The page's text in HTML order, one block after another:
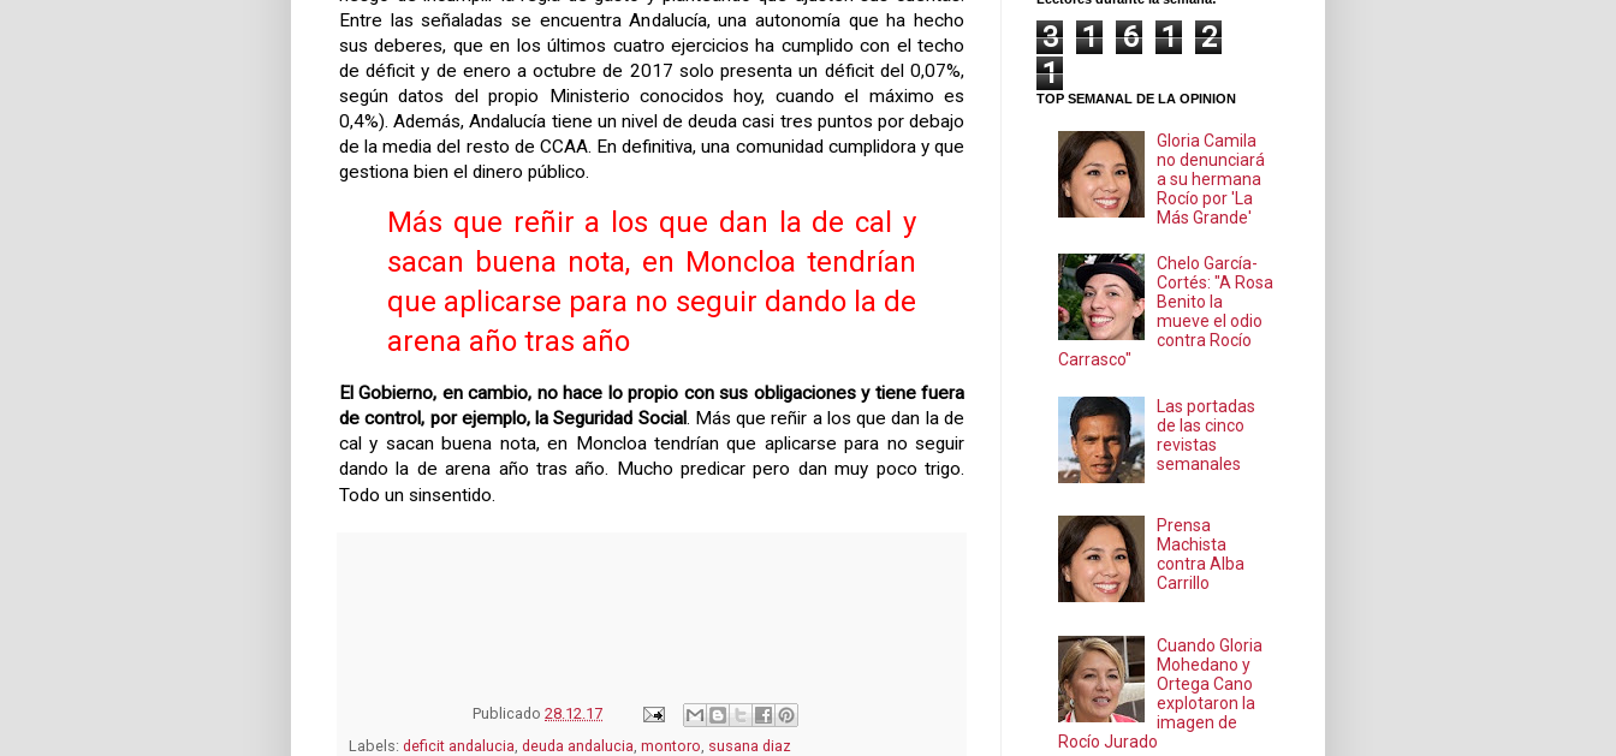
Entre las señaladas se encuentra Andalucía, una autonomía que ha hecho
sus deberes, que en los últimos cuatro ejercicios ha cumplido con el techo
de déficit y de enero a octubre de 2017 solo presenta un déficit del 0,07%,
según datos del propio Ministerio conocidos hoy, cuando el máximo es
0,4%). Además, Andalucía tiene un nivel de deuda casi tres puntos por debajo
de la media del resto de CCAA. En definitiva, una comunidad cumplidora y que
gestiona bien el dinero público.
Más que reñir a los que dan la de cal y
sacan buena nota, en Moncloa tendrían
que aplicarse para no seguir dando la de
arena año tras año
El Gobierno, en cambio, no hace lo propio con sus obligaciones y tiene fuera
de control, por ejemplo, la Seguridad Social. Más que reñir a los que dan la de
cal y sacan buena nota, en Moncloa tendrían que aplicarse para no seguir
dando la de arena año tras año. Mucho predicar pero dan muy poco trigo.
Todo un sinsentido.
Publicado 28.12.17
Labels: deficit andalucia deuda andalucia montoro susana diaz
3 1 6 1
2
1
TOP SEMANAL DE LA OPINION
Gloria Camila
no denunciará
a su hermana
Rocío por 'La
Más Grande'
Chelo García-
Cortés: "A Rosa
Benito la
mueve el odio
contra Rocío
Carrasco"
Las portadas
de las cinco
revistas
semanales
Prensa
Machista
contra Alba
Carrillo
Cuando Gloria
Mohedano y
Ortega Cano
explotaron la
imagen de
Rocío Jurado